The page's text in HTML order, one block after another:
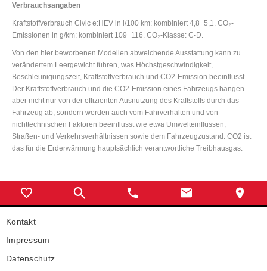
Verbrauchsangaben
Kraftstoffverbrauch Civic e:HEV in l/100 km: kombiniert 4,8−5,1. CO₂-
Emissionen in g/km: kombiniert 109−116. CO₂-Klasse: C-D.
Von den hier beworbenen Modellen abweichende Ausstattung kann zu
verändertem Leergewicht führen, was Höchstgeschwindigkeit,
Beschleunigungszeit, Kraftstoffverbrauch und CO2-Emission beeinflusst.
Der Kraftstoffverbrauch und die CO2-Emission eines Fahrzeugs hängen
aber nicht nur von der effizienten Ausnutzung des Kraftstoffs durch das
Fahrzeug ab, sondern werden auch vom Fahrverhalten und von
nichttechnischen Faktoren beeinflusst wie etwa Umwelteinflüssen,
Straßen- und Verkehrsverhältnissen sowie dem Fahrzeugzustand. CO2 ist
das für die Erderwärmung hauptsächlich verantwortliche Treibhausgas.
Kontakt
Impressum
Datenschutz